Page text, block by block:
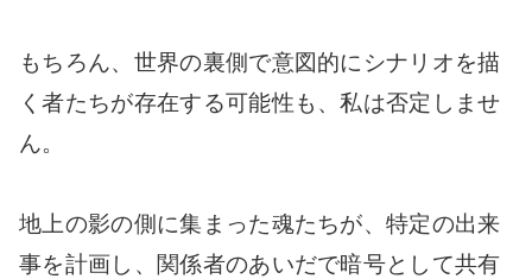
もちろん、世界の裏側で意図的にシナリオを描
く者たちが存在する可能性も、私は否定しませ
ん。
地上の影の側に集まった魂たちが、特定の出来
事を計画し、関係者のあいだで暗号として共有